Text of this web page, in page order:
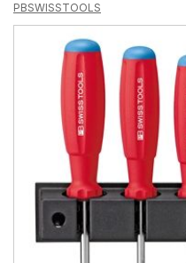
PBSWISSTOOLS